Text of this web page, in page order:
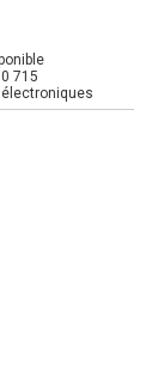
715
électroniques